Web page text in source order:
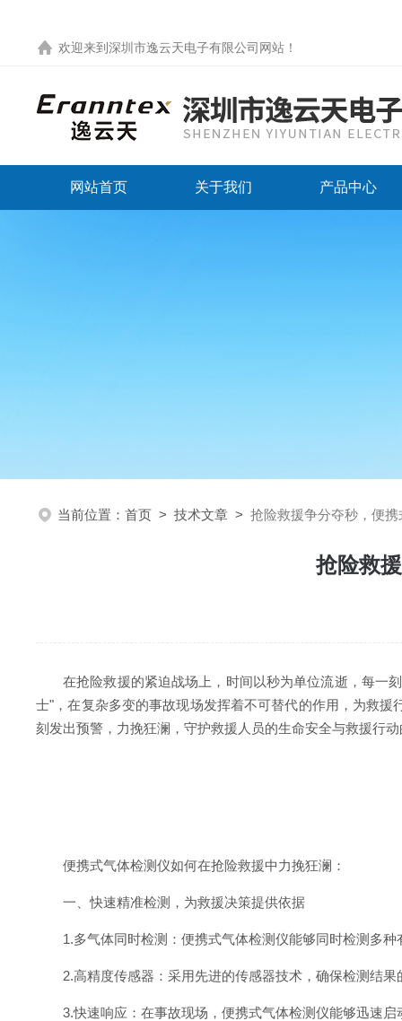
欢迎来到 深圳市逸云天电子有限公司网站 ！
网站首页 关于我们 产品中心
当前位置： 首页 > 技术文章 > 抢险救援争分夺秒，便
抢险救
在抢险救援的紧迫战场上，时间以秒为单位流逝，每一
士"，在复杂多变的事故现场发挥着不可替代的作用，为救
刻发出预警，力挽狂澜，守护救援人员的生命安全与救援行
便携式气体检测仪如何在抢险救援中力挽狂澜：
一、快速精准检测，为救援决策提供依据
1.多气体同时检测：便携式气体检测仪能够同时检测多
2.高精度传感器：采用先进的传感器技术，确保检测结
3.快速响应：在事故现场，便携式气体检测仪能够迅速